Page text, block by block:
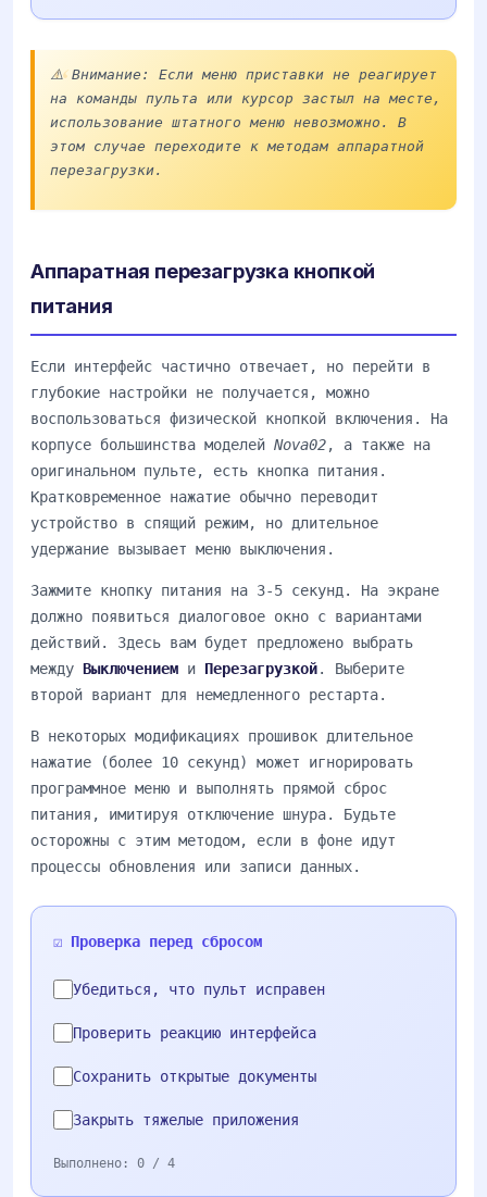
⚠️ Внимание: Если меню приставки не реагирует
на команды пульта или курсор застыл на месте,
использование штатного меню невозможно. В
этом случае переходите к методам аппаратной
перезагрузки.
Аппаратная перезагрузка кнопкой
питания
Если интерфейс частично отвечает, но перейти в
глубокие настройки не получается, можно
воспользоваться физической кнопкой включения. На
корпусе большинства моделей Nova02, а также на
оригинальном пульте, есть кнопка питания.
Кратковременное нажатие обычно переводит
устройство в спящий режим, но длительное
удержание вызывает меню выключения.
Зажмите кнопку питания на 3-5 секунд. На экране
должно появиться диалоговое окно с вариантами
действий. Здесь вам будет предложено выбрать
между Выключением и Перезагрузкой. Выберите
второй вариант для немедленного рестарта.
В некоторых модификациях прошивок длительное
нажатие (более 10 секунд) может игнорировать
программное меню и выполнять прямой сброс
питания, имитируя отключение шнура. Будьте
осторожны с этим методом, если в фоне идут
процессы обновления или записи данных.
☑️ Проверка перед сбросом
Убедиться, что пульт исправен
Проверить реакцию интерфейса
Сохранить открытые документы
Закрыть тяжелые приложения
Выполнено: 0 / 4